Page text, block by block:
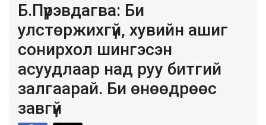
Б.Пүрэвдагва: Би
улстөржихгүй, хувийн ашиг
сонирхол шингэсэн
асуудлаар над руу битгий
залгаарай. Би өнөөдрөөс
завгүй